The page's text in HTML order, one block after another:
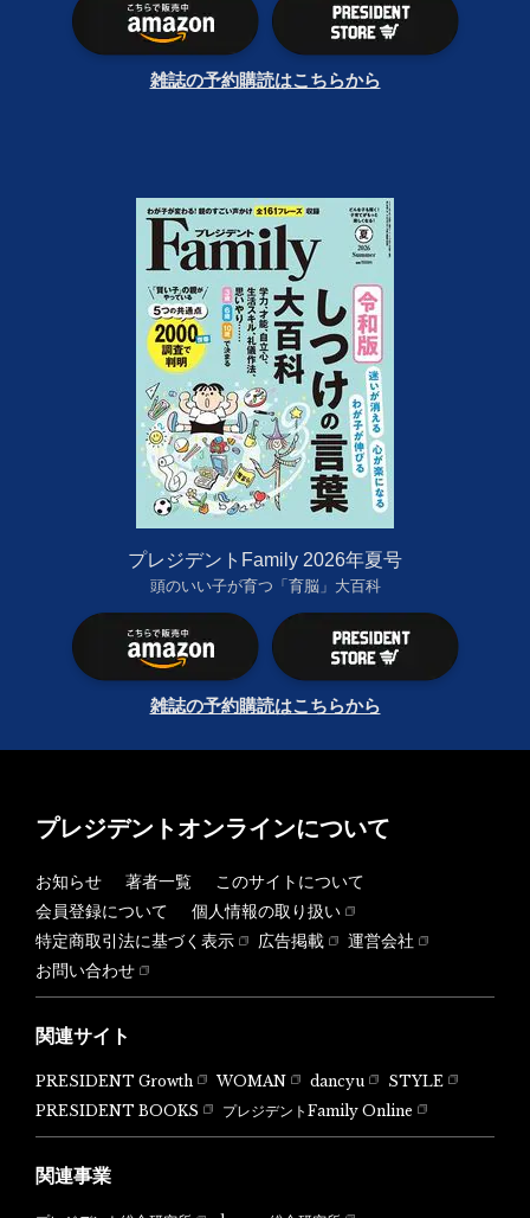
雑誌の予約購読はこちらから
プレジデントFamily 2026年夏号
頭のいい子が育つ「育脳」大百科
雑誌の予約購読はこちらから
プレジデントオンラインについて
お知らせ 著者一覧
このサイトについて
会員登録について
個人情報の取り扱い
特定商取引法に基づく表示
広告掲載
運営会社
お問い合わせ
関連サイト
PRESIDENT Growth WOMAN dancyu
STYLE
PRESIDENT BOOKS
プレジデントFamily Online
関連事業